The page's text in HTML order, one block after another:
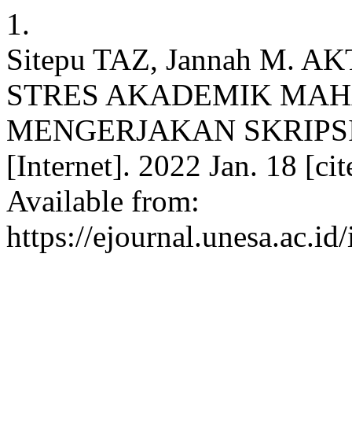
1.
Sitepu TAZ, Jannah M.
STRES AKADEMIK
MENGERJAKAN
[Internet]. 2022 Jan. 18
Available from:
https://